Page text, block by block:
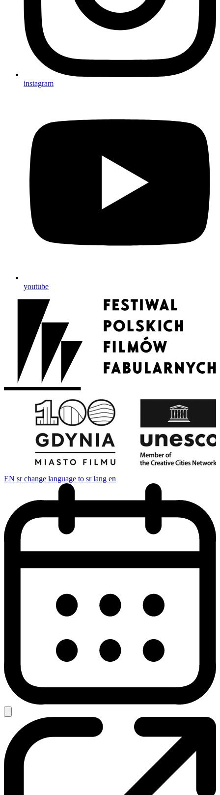
instagram
youtube
EN sr change language to sr lang en